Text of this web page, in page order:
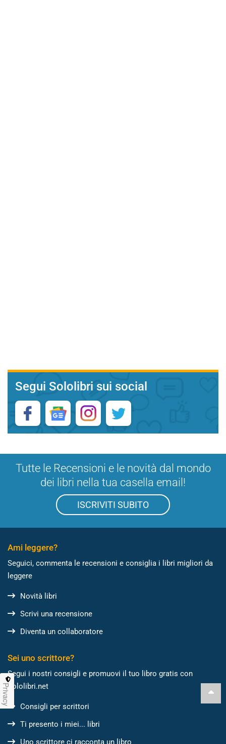
Segui Sololibri sui social
Tutte le Recensioni e le novità dal mondo
dei libri nella tua casella email!
ISCRIVITI SUBITO
Ami leggere?
Seguici, commenta le recensioni e consiglia i libri migliori da
leggere
Novità libri
Scrivi una recensione
Diventa un collaboratore
Sei uno scrittore?
Segui i nostri consigli e promuovi il tuo libro gratis con
Sololibri.net
Consigli per scrittori
Ti presento i miei... libri
Uno scrittore ci racconta un libro
Privacy